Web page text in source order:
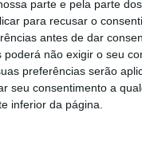
parte e pela parte
para recusar o
antes de dar
poderá não exigir o seu
preferências serão
seu consentimento a
inferior da página.